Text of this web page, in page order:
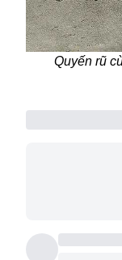
Quyến rũ